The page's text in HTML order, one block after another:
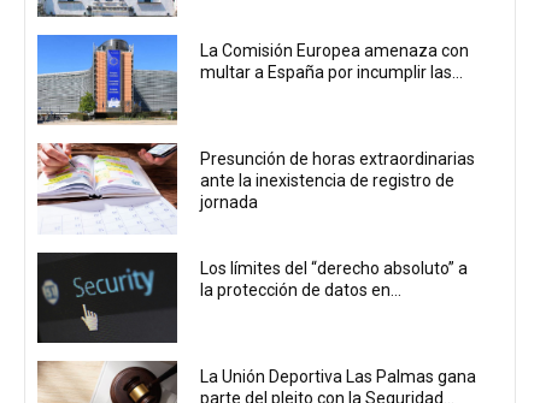
La Comisión Europea amenaza con
multar a España por incumplir las...
Presunción de horas extraordinarias
ante la inexistencia de registro de
jornada
Los límites del “derecho absoluto” a
la protección de datos en...
La Unión Deportiva Las Palmas gana
parte del pleito con la Seguridad...